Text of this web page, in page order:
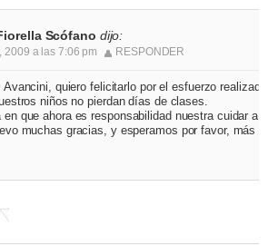
Scófano dijo:
2009 a las 7:06 pm RESPONDER
quiero felicitarlo por el esfuerzo
niños no pierdan días de clases.
que ahora es responsabilidad nuestra cuidar a
muchas gracias, y esperamos por favor, más